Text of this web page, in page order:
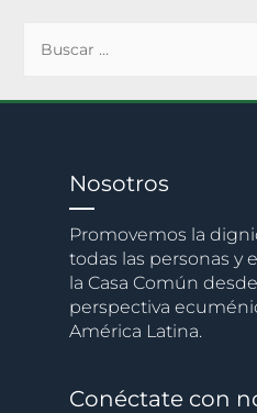
Nosotros
Promovemos la
todas las personas y
la Casa Común
perspectiva
América Latina.
Conéctate con